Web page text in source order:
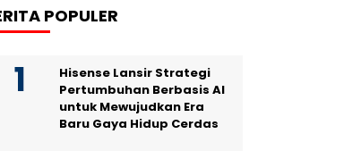
POPULER
Hisense Lansir Strategi
Pertumbuhan Berbasis AI
untuk Mewujudkan Era
Baru Gaya Hidup Cerdas